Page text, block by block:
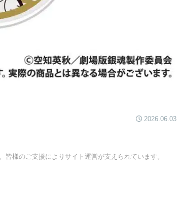
2026.06.03
様のご支援によりサイト運営が支えられています。